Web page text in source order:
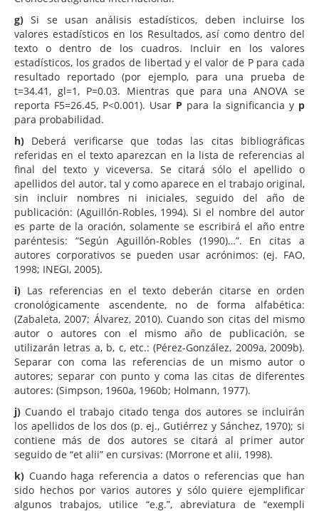
g) Si se usan análisis estadísticos, deben incluirse los
valores estadísticos en los Resultados, así como dentro del
texto o dentro de los cuadros. Incluir en los valores
estadísticos, los grados de libertad y el valor de P para cada
resultado reportado (por ejemplo, para una prueba de
t=34.41, gl=1, P=0.03. Mientras que para una ANOVA se
reporta F5=26.45, P<0.001). Usar P para la significancia y p
para probabilidad.
h) Deberá verificarse que todas las citas bibliográficas
referidas en el texto aparezcan en la lista de referencias al
final del texto y viceversa. Se citará sólo el apellido o
apellidos del autor, tal y como aparece en el trabajo original,
sin incluir nombres ni iniciales, seguido del año de
publicación: (Aguillón-Robles, 1994). Si el nombre del autor
es parte de la oración, solamente se escribirá el año entre
paréntesis: “Según Aguillón-Robles (1990)…”. En citas a
autores corporativos se pueden usar acrónimos: (ej. FAO,
1998; INEGI, 2005).
i) Las referencias en el texto deberán citarse en orden
cronológicamente ascendente, no de forma alfabética:
(Zabaleta, 2007; Álvarez, 2010). Cuando son citas del mismo
autor o autores con el mismo año de publicación, se
utilizarán letras a, b, c, etc.: (Pérez-González, 2009a, 2009b).
Separar con coma las referencias de un mismo autor o
autores; separar con punto y coma las citas de diferentes
autores: (Simpson, 1960a, 1960b; Holmann, 1977).
j) Cuando el trabajo citado tenga dos autores se incluirán
los apellidos de los dos (p. ej., Gutiérrez y Sánchez, 1970); si
contiene más de dos autores se citará al primer autor
seguido de “et alii” en cursivas: (Morrone et alii, 1998).
k) Cuando haga referencia a datos o referencias que han
sido hechos por varios autores y sólo quiere ejemplificar
algunos trabajos, utilice “e.g.”, abreviatura de “exempli